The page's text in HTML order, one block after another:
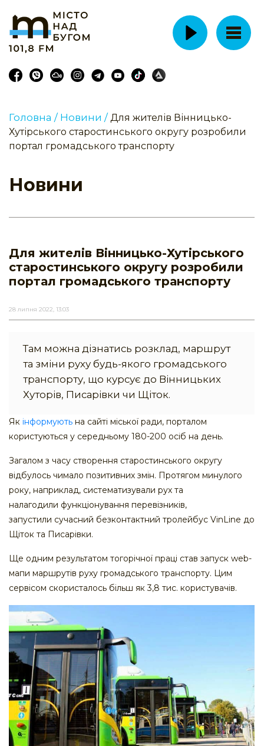
Головна / Новини / Для жителів Вінницько-
Хутірського старостинського округу розробили
портал громадського транспорту
Новини
Для жителів Вінницько-Хутірського
старостинського округу розробили
портал громадського транспорту
28 липня 2022, 13:03
Там можна дізнатись розклад, маршрут
та зміни руху будь-якого громадського
транспорту, що курсує до Вінницьких
Хуторів, Писарівки чи Щіток.
Як інформують на сайті міської ради, порталом
користуються у середньому 180-200 осіб на день.
Загалом з часу створення старостинського округу
відбулось чимало позитивних змін. Протягом минулого
року, наприклад, систематизували рух та
налагодили функціонування перевізників,
запустили сучасний безконтактний тролейбус VinLine до
Щіток та Писарівки.
Ще одним результатом тогорічної праці став запуск web-
мапи маршрутів руху громадського транспорту. Цим
сервісом скористалось більш як 3,8 тис. користувачів.